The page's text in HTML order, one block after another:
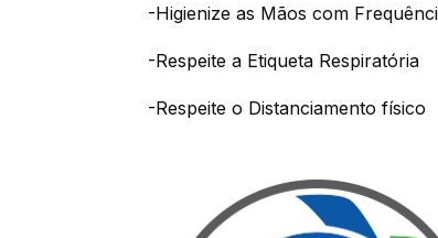
-Higienize as Mãos com
-Respeite a Etiqueta Respiratória
-Respeite o Distanciamento físico